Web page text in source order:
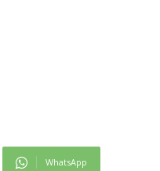
WhatsApp